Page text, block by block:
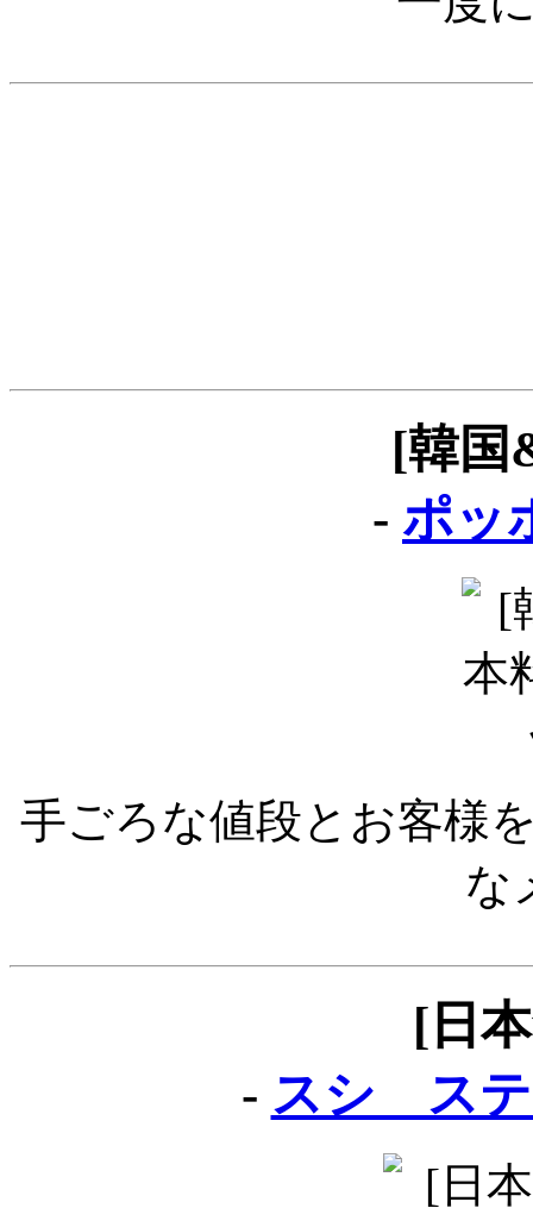
[韓国
- ポッ
手ごろな値段とお客様
な
[日
- スシ ス